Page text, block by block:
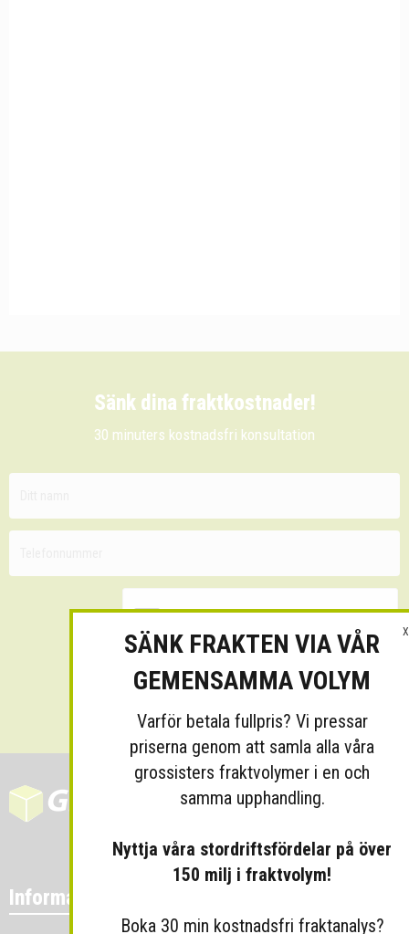
Sänk dina fraktkostnader!
30 minuters kostnadsfri konsultation
Skicka
Information
X
SÄNK FRAKTEN VIA VÅR
GEMENSAMMA VOLYM
Varför betala fullpris? Vi pressar
priserna genom att samla alla våra
grossisters fraktvolymer i en och
samma upphandling.
Nyttja våra stordriftsfördelar på över
150 milj i fraktvolym!
Boka 30 min kostnadsfri fraktanalys?